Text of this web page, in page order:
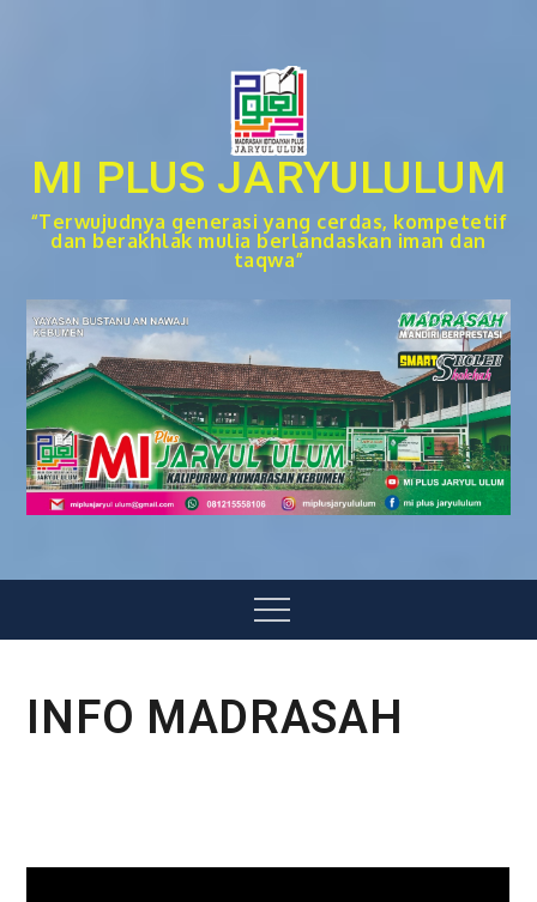
MI PLUS JARYULULUM
“Terwujudnya generasi yang cerdas, kompetetif
dan berakhlak mulia berlandaskan iman dan
taqwa”
Menu
INFO MADRASAH